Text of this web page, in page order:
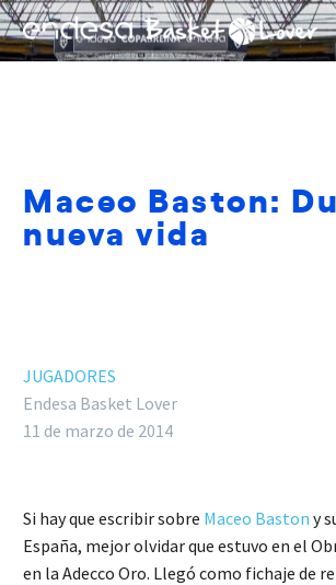
Maceo Baston:
nueva vida
JUGADORES
Endesa Basket Lover
11 de marzo de 2014
Si hay que escribir sobre Maceo Baston y
España, mejor olvidar que estuvo en el
en la Adecco Oro. Llegó como fichaje de